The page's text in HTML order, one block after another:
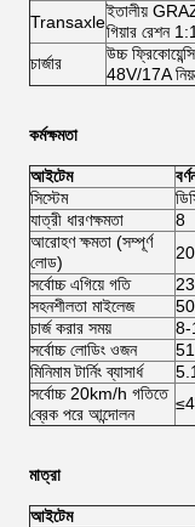
Transaxle
ইতালীয়
গিয়ার রেশন
চার্জার
উচ্চ
48V/17A
কর্মক্ষমতা
আইটেম
সিস্টেম
যাত্রী ধারণক্ষমতা
8
আরোহণ ক্ষমতা (সম্পূর্ণ
লোড)
সর্বোচ্চ এগিয়ে গতি
23
সহনশীলতা মাইলেজ
চার্জ করার সময়
8-
সর্বোচ্চ লোডিং ওজন
মিনিমাম টার্নিং ব্যাসার্ধ
সর্বোচ্চ 20km/h গতিতে
ব্রেক পরে আন্দোলন
মাত্রা
আইটেম